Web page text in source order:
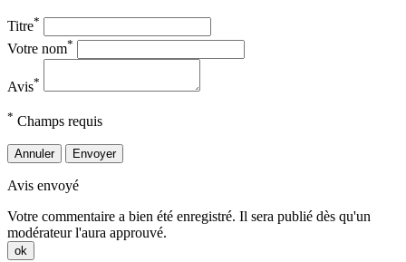
Titre*
Votre nom*
Avis*
* Champs requis
Annuler Envoyer
Avis envoyé
Votre commentaire a bien été enregistré. Il sera publié dès qu'un
modérateur l'aura approuvé.
ok